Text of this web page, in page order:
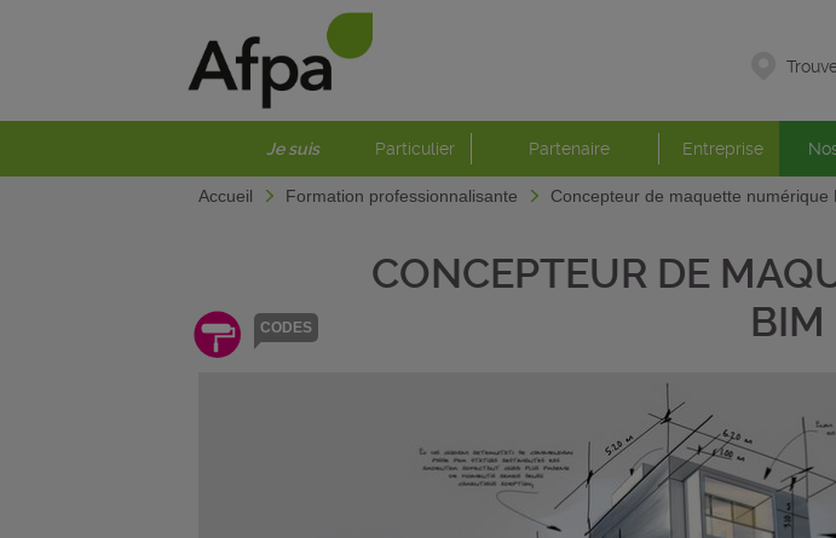
Je suis Particulier Partenaire Entreprise
Accueil Formation professionnalisante Concepteur de maquette numérique
CODES
CONCEPTEUR DE
BIM